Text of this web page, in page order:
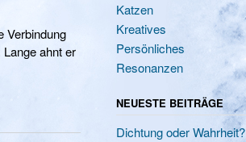
Verbindung
ahnt er
Katzen
Kreatives
Persönliches
Resonanzen
NEUESTE BEITRÄGE
Dichtung oder Wahrheit?